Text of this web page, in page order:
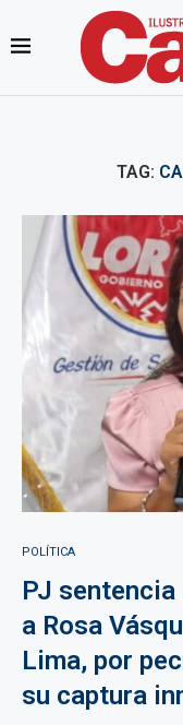
TAG:
POLÍTICA
PJ sentencia
a Rosa
Lima, por
su captura